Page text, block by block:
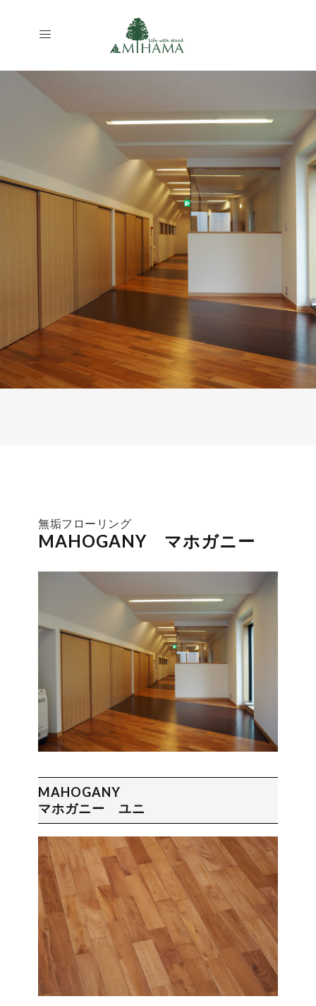
無垢フローリング
MAHOGANY マホガニー
MAHOGANY
マホガニー ユニ